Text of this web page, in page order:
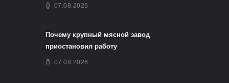
07.08.2026
Почему крупный мясной завод
приостановил работу
07.08.2026